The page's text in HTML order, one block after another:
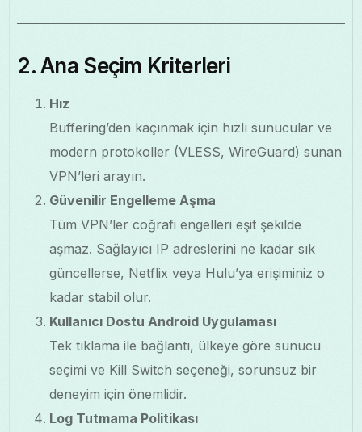
2. Ana Seçim Kriterleri
Hız
Buffering’den kaçınmak için hızlı sunucular ve
modern protokoller (VLESS, WireGuard) sunan
VPN’leri arayın.
Güvenilir Engelleme Aşma
Tüm VPN’ler coğrafi engelleri eşit şekilde
aşmaz. Sağlayıcı IP adreslerini ne kadar sık
güncellerse, Netflix veya Hulu’ya erişiminiz o
kadar stabil olur.
Kullanıcı Dostu Android Uygulaması
Tek tıklama ile bağlantı, ülkeye göre sunucu
seçimi ve Kill Switch seçeneği, sorunsuz bir
deneyim için önemlidir.
Log Tutmama Politikası